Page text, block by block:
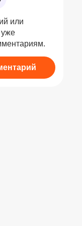
или
уже